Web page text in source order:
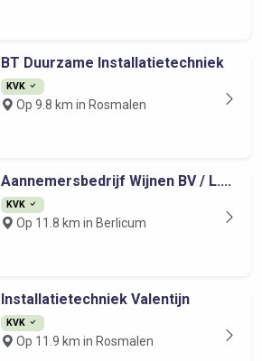
BT Duurzame Installatietechniek
KVK
Op 9.8 km in Rosmalen
Aannemersbedrijf Wijnen BV / L....
KVK
Op 11.8 km in Berlicum
Installatietechniek Valentijn
KVK
Op 11.9 km in Rosmalen